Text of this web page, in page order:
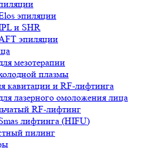
эпиляции
и SHR
эпиляции
мезотерапии
плазмы
кавитации и RF-лифтинга
лазерного омоложения лица
RF-лифтинг
лифтинга (HIFU)
пилинг